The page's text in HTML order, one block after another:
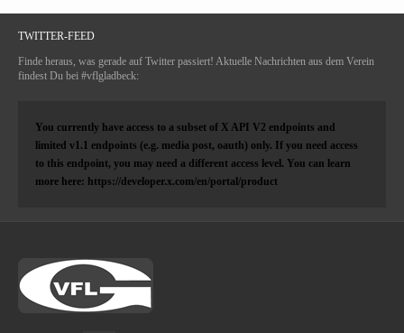
TWITTER-FEED
Finde heraus, was gerade auf Twitter passiert! Aktuelle Nachrichten aus dem Verein
findest Du bei #vflgladbeck:
You currently have access to a subset of X API V2 endpoints and
limited v1.1 endpoints (e.g. media post, oauth) only. If you need access
to this endpoint, you may need a different access level. You can learn
more here: https://developer.x.com/en/portal/product